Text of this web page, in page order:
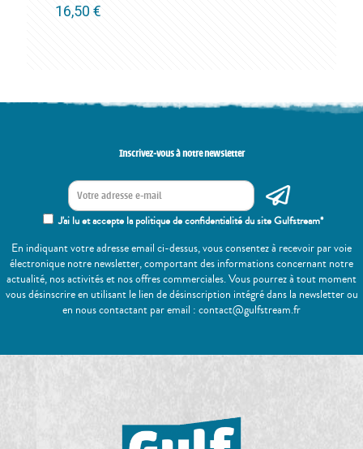
16,50 €
Inscrivez-vous à notre newsletter
J'ai lu et accepte la politique de confidentialité du site Gulfstream*
En indiquant votre adresse email ci-dessus, vous consentez à recevoir par voie
électronique notre newsletter, comportant des informations concernant notre
actualité, nos activités et nos offres commerciales. Vous pourrez à tout moment
vous désinscrire en utilisant le lien de désinscription intégré dans la newsletter ou
en nous contactant par email : contact@gulfstream.fr